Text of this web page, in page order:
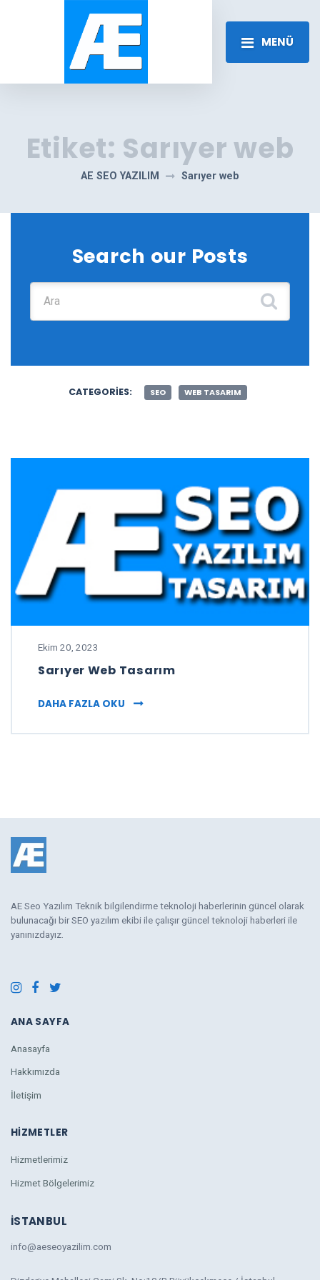
MENÜ
Etiket: Sarıyer web
AE SEO YAZILIM Sarıyer web
Search our Posts
CATEGORIES: SEO WEB TASARIM
Ekim 20, 2023
Sarıyer Web Tasarım
DAHA FAZLA OKU SARIYER WEB TASARIM
AE Seo Yazılım Teknik bilgilendirme teknoloji haberlerinin güncel olarak
bulunacağı bir SEO yazılım ekibi ile çalışır güncel teknoloji haberleri ile
yanınızdayız.
ANA SAYFA
Anasayfa
Hakkımızda
İletişim
HIZMETLER
Hizmetlerimiz
Hizmet Bölgelerimiz
İSTANBUL
info@aeseoyazilim.com